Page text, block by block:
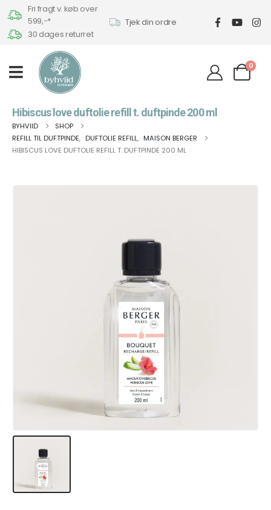
Fri fragt v. køb over
599,-*
30 dages returret
Tjek din ordre
0
Hibiscus love duftolie refill t. duftpinde 200 ml
BYHVIID
SHOP
REFILL TIL DUFTPINDE, DUFTOLIE REFILL, MAISON BERGER
HIBISCUS LOVE DUFTOLIE REFILL T. DUFTPINDE 200 ML